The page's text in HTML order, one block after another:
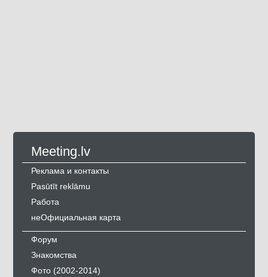
Meeting.lv
Реклама и контакты
Pasūtīt reklāmu
Работа
неОфициальная карта
Форум
Знакомства
Фото (2002-2014)